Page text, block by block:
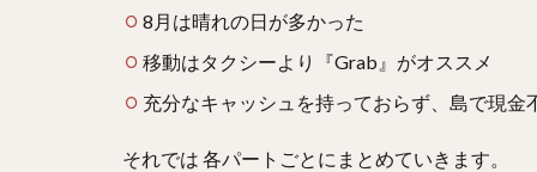
8月は晴れの日が多かった
移動はタクシーより『Grab』がオススメ
充分なキャッシュを持っておらず、島で現金
それでは 各パートごとにまとめていきます。